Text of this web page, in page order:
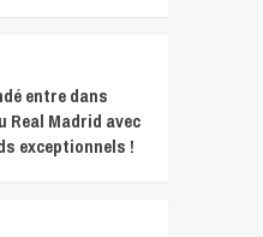
entre dans
Real Madrid avec
exceptionnels !